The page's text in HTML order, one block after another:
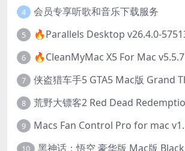
4 会员专享听歌和音乐下载服务
5
6
7
8
9
10